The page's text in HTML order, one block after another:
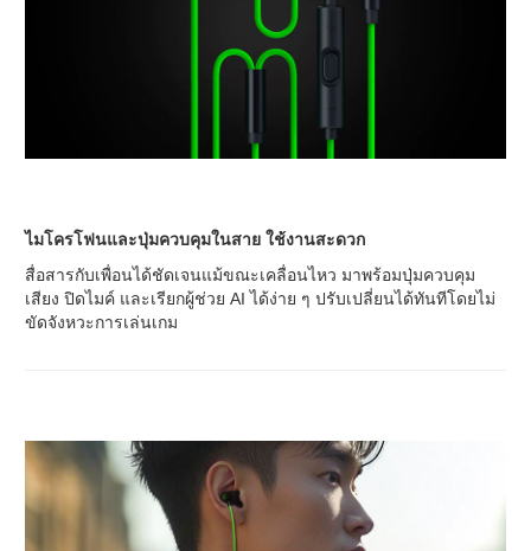
ไมโครโฟนและปุ่มควบคุมในสาย ใช้งานสะดวก
สื่อสารกับเพื่อนได้ชัดเจนแม้ขณะเคลื่อนไหว มาพร้อมปุ่มควบคุม
เสียง ปิดไมค์ และเรียกผู้ช่วย AI ได้ง่าย ๆ ปรับเปลี่ยนได้ทันทีโดยไม่
ขัดจังหวะการเล่นเกม